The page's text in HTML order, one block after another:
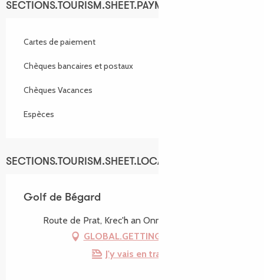
SECTIONS.TOURISM.SHEET.PAYMENTS_METHODS
Cartes de paiement
Chèques bancaires et postaux
Chèques Vacances
Espèces
SECTIONS.TOURISM.SHEET.LOCATION
Golf de Bégard
Route de Prat, Krec'h an Onn, 22140 Bégard
GLOBAL.GETTING_THERE
J'y vais en train !